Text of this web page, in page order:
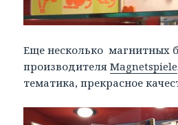
Еще несколько магнитных
производителяMagnetspiele
тематика, прекрасное